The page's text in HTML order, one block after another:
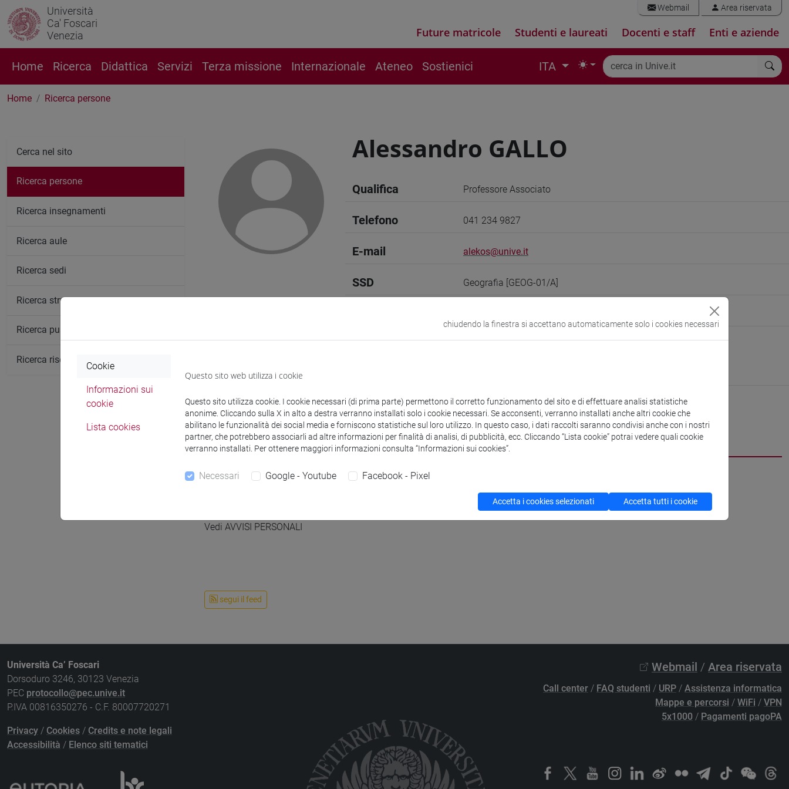
Università
Ca' Foscari
Venezia
Webmail Area riservata
Future matricole Studenti e laureati Docenti e staff Enti e aziende
Home Ricerca Didattica Servizi Terza missione Internazionale Ateneo Sostienici ITA
Home Ricerca persone
Alessandro GALLO
Qualifica Professore Associato
Telefono 041 234 9827
E-mail alekos@unive.it
SSD Geografia [GEOG-01/A]
Struttura
Comunicazioni Didattica Ricerca Pubblicazioni CV
Vedi AVVISI PERSONALI
segui il feed
Cerca nel sito
Ricerca persone
Ricerca insegnamenti
Ricerca aule
Ricerca sedi
Ricerca strutture
Ricerca pubblicazioni
Ricerca risorse bibliografiche
Università Ca’ Foscari
Dorsoduro 3246, 30123 Venezia
PEC protocollo@pec.unive.it
P.IVA 00816350276 - C.F. 80007720271
Privacy / Cookies / Credits e note legali
Accessibilità / Elenco siti tematici
Webmail / Area riservata
Call center / FAQ studenti / URP / Assistenza informatica
Mappe e percorsi / WiFi / VPN
5x1000 / Pagamenti pagoPA
chiudendo la finestra si accettano automaticamente solo i cookies necessari
Cookie
Informazioni sui
cookie
Lista cookies
Questo sito web utilizza i cookie
Questo sito utilizza cookie. I cookie necessari (di prima parte) permettono il corretto funzionamento del sito e di effettuare analisi statistiche
anonime. Cliccando sulla X in alto a destra verranno installati solo i cookie necessari. Se acconsenti, verranno installati anche altri cookie che
abilitano le funzionalità dei social media e forniscono statistiche sul loro utilizzo. In questo caso, i dati raccolti saranno condivisi anche con i nostri
partner, che potrebbero associarli ad altre informazioni per finalità di analisi, di pubblicità, ecc. Cliccando “Lista cookie” potrai vedere quali cookie
verranno installati. Per ottenere maggiori informazioni consulta “Informazioni sui cookies”.
Necessari Google - Youtube Facebook - Pixel
Accetta i cookies selezionati Accetta tutti i cookie